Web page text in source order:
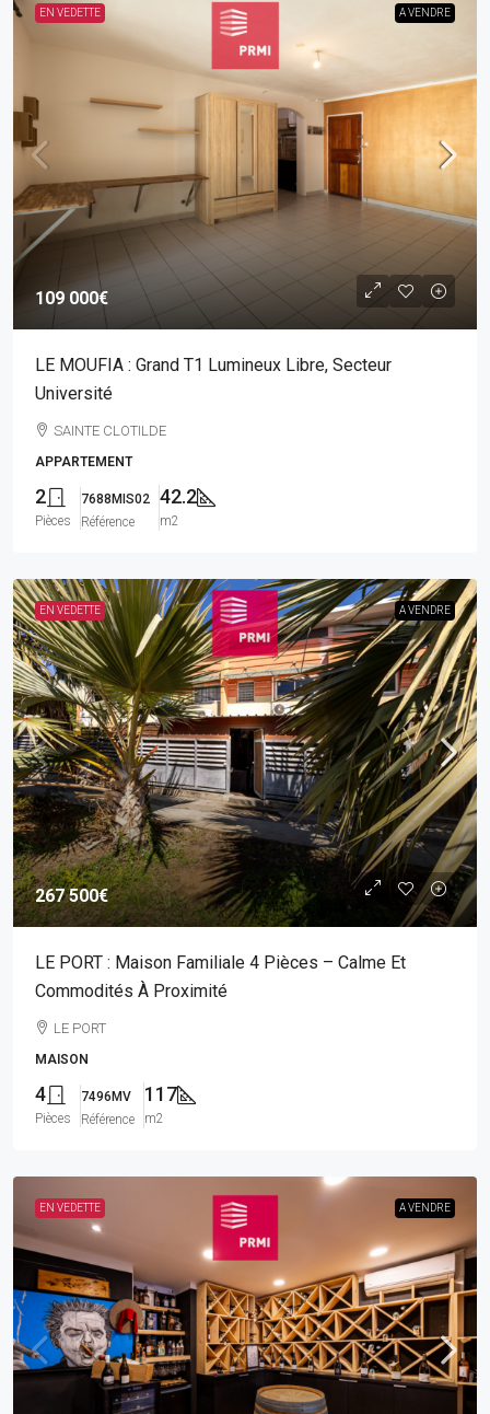
EN VEDETTE A VENDRE
109 000€
LE MOUFIA : Grand T1 Lumineux Libre, Secteur
Université
SAINTE CLOTILDE
APPARTEMENT
2
Pièces
7688MIS02
Référence
42.2
m2
EN VEDETTE A VENDRE
267 500€
LE PORT : Maison Familiale 4 Pièces – Calme Et
Commodités À Proximité
LE PORT
MAISON
4
Pièces
7496MV
Référence
117
m2
EN VEDETTE A VENDRE